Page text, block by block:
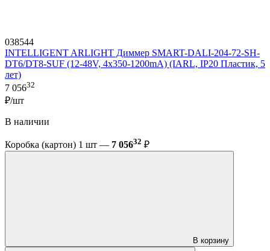
038544
INTELLIGENT ARLIGHT Диммер SMART-DALI-204-72-SH-
DT6/DT8-SUF (12-48V, 4x350-1200mA) (IARL, IP20 Пластик, 5
лет)
7 05632
₽/шт
В наличии
Коробка (картон) 1 шт — 7 05632 ₽
В корзину